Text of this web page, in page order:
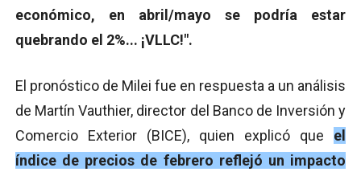
económico, en abril/mayo se podría estar
quebrando el 2%... ¡VLLC!".
El pronóstico de Milei fue en respuesta a un análisis
de Martín Vauthier, director del Banco de Inversión y
Comercio Exterior (BICE), quien explicó que el
índice de precios de febrero reflejó un impacto